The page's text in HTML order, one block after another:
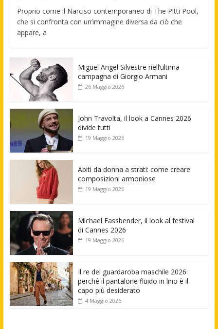
Proprio come il Narciso contemporaneo di The Pitti Pool,
che si confronta con un’immagine diversa da ciò che
appare, a
Miguel Angel Silvestre nell’ultima
campagna di Giorgio Armani
26 Maggio 2026
John Travolta, il look a Cannes 2026
divide tutti
19 Maggio 2026
Abiti da donna a strati: come creare
composizioni armoniose
19 Maggio 2026
Michael Fassbender, il look al festival
di Cannes 2026
19 Maggio 2026
Il re del guardaroba maschile 2026:
perché il pantalone fluido in lino è il
capo più desiderato
4 Maggio 2026